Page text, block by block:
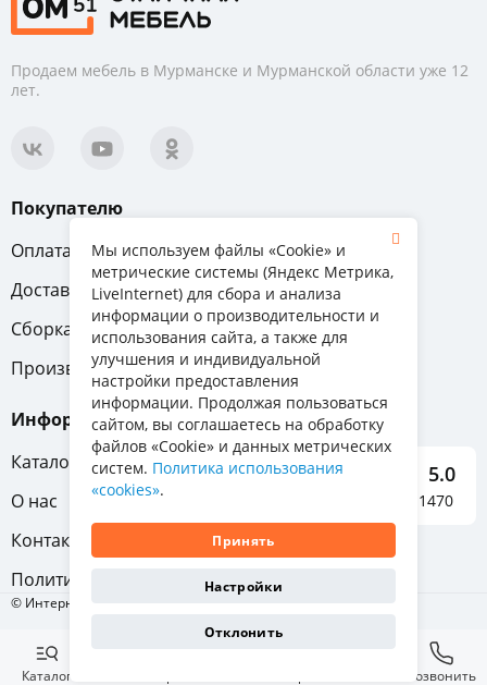
Продаем мебель в Мурманске и Мурманской области уже 12
лет.
Покупателю
Оплата
Вопрос-ответ
Доставка
Обмен и возврат
Сборка
Гарантия
Производители
Информация
Каталог мебели
О нас
Контакты
Политика конфиденциальности
5.0
Отзывы о нас 1470
© Интернет-магазин «Отличная мебель», 2011-2026
Каталог Позвонить
Мы используем файлы «Cookie» и
метрические системы (Яндекс Метрика,
LiveInternet) для сбора и анализа
информации о производительности и
использования сайта, а также для
улучшения и индивидуальной
настройки предоставления
информации. Продолжая пользоваться
сайтом, вы соглашаетесь на обработку
файлов «Cookie» и данных метрических
систем. Политика использования
«cookies».
Принять
Настройки
Отклонить